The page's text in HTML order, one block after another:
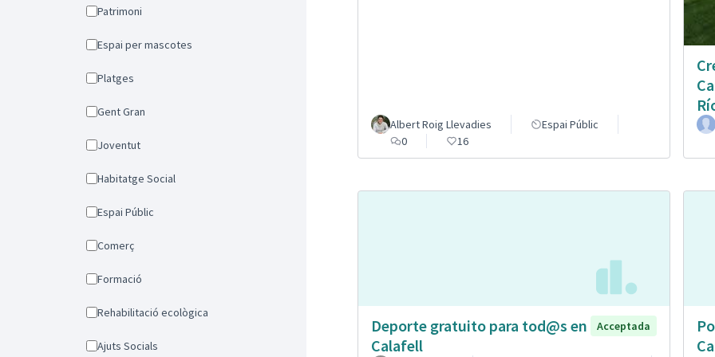
Patrimoni
Espai per mascotes
Platges
Gent Gran
Joventut
Habitatge Social
Espai Públic
Comerç
Formació
Rehabilitació ecològica
Ajuts Socials
Albert Roig Llevadies
Espai Públic
0
16
Deporte gratuito para tod@s en
Calafell
Acceptada